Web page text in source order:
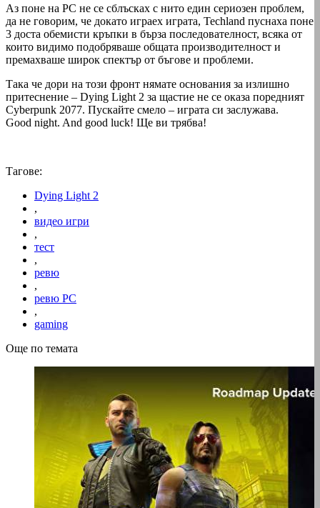
Аз поне на РС не се сблъсках с нито един сериозен проблем,
да не говорим, че докато играех играта, Techland пуснаха поне
3 доста обемисти кръпки в бърза последователност, всяка от
които видимо подобряваше общата производителност и
премахваше широк спектър от бъгове и проблеми.
Така че дори на този фронт нямате основания за излишно
притеснение – Dying Light 2 за щастие не се оказа поредният
Cyberpunk 2077. Пускайте смело – играта си заслужава.
Good night. And good luck! Ще ви трябва!
Тагове:
Dying Light 2
,
видео игри
,
тест
,
ревю
,
ревю PC
,
gaming
Още по темата